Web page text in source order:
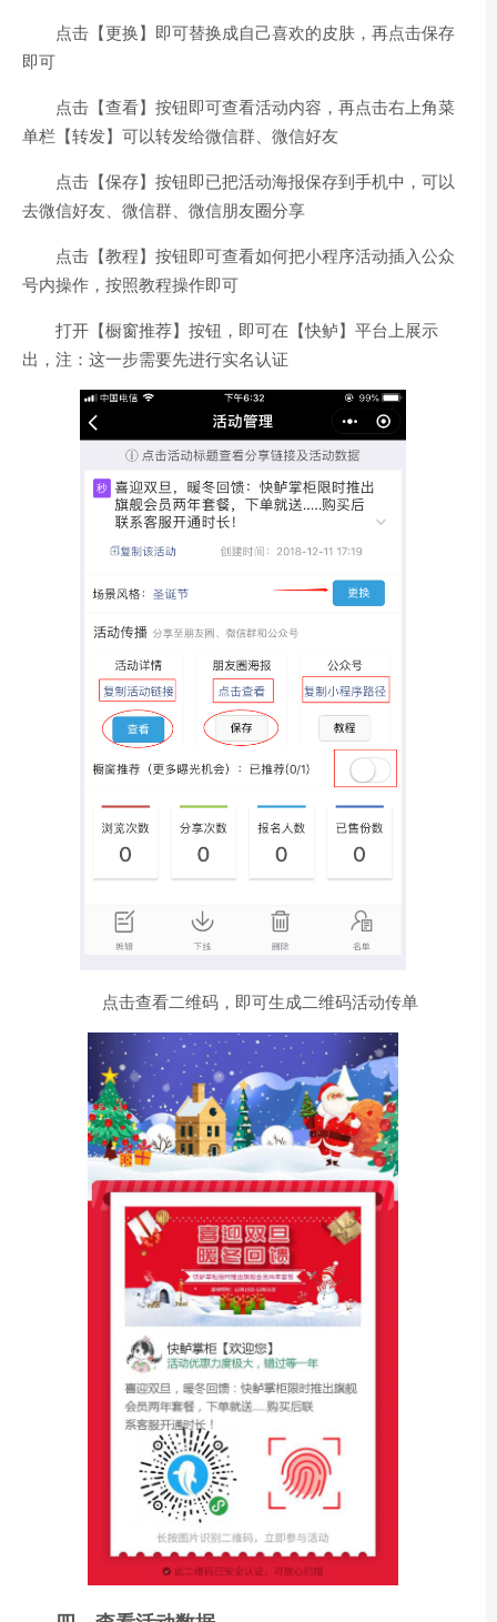
点击【更换】即可替换成自己喜欢的皮肤，再点击保存
即可
点击【查看】按钮即可查看活动内容，再点击右上角菜
单栏【转发】可以转发给微信群、微信好友
点击【保存】按钮即已把活动海报保存到手机中，可以
去微信好友、微信群、微信朋友圈分享
点击【教程】按钮即可查看如何把小程序活动插入公众
号内操作，按照教程操作即可
打开【橱窗推荐】按钮，即可在【快鲈】平台上展示
出，注：这一步需要先进行实名认证
点击查看二维码，即可生成二维码活动传单